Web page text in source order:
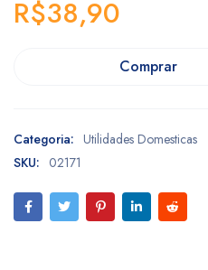
R$38,90
Comprar
Categoria: Utilidades Domesticas
SKU: 02171